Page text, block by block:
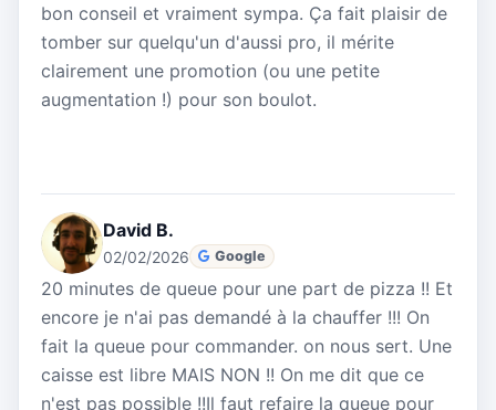
bon conseil et vraiment sympa. Ça fait plaisir de
tomber sur quelqu'un d'aussi pro, il mérite
clairement une promotion (ou une petite
augmentation !) pour son boulot.
David B.
02/02/2026 Google
20 minutes de queue pour une part de pizza !! Et
encore je n'ai pas demandé à la chauffer !!! On
fait la queue pour commander. on nous sert. Une
caisse est libre MAIS NON !! On me dit que ce
n'est pas possible !!Il faut refaire la queue pour